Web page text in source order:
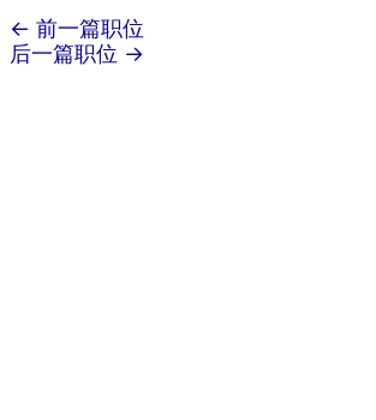
← 前一篇职位
后一篇职位 →